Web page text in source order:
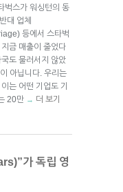
벅스가 워싱턴의 동
대 업체
등에서 스타벅
금 매출이 줄었다
도 물러서지 않았
아닙니다. 우리는
는 어떤 기업도 기
20만 → 더 보기
가 독립 영